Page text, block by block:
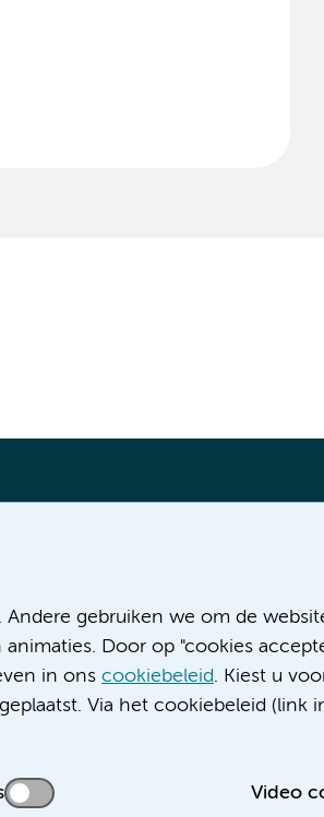
gebruiken we om de
Door op "cookies
in ons cookiebeleid. Kiest u
Via het cookiebeleid (link
Video
UMC